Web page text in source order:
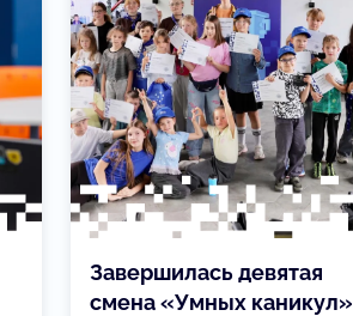
Завершилась девятая
смена «Умных каникул»